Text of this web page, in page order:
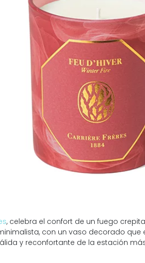
, celebra el confort de un fuego
con un vaso decorado
y reconfortante de la estación